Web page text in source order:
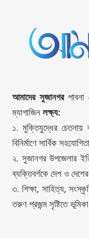
আমাদের সুজানগরপাবনা
ম্যাগাজিন লক্ষ্য:
১. মুক্তিযুদ্ধের চেতনায়
বিনির্মাণে সার্বিক
২. সুজানগর উপজেলার
ব্যক্তিবর্গকে দেশ ও
৩. শিক্ষা, সাহিত্য,
তরুণ প্রজন্ম সৃষ্টিতে